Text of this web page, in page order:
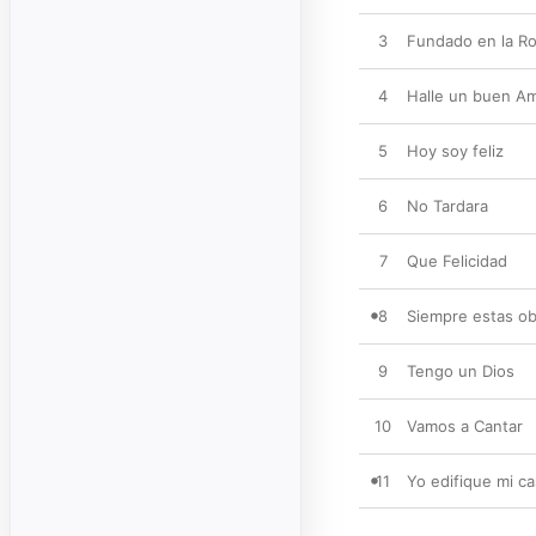
3 Fundado en la
4 Halle un buen
5 Hoy soy feliz
6 No Tardara
7 Que Felicidad
8 Siempre estas
9 Tengo un Dios
10 Vamos a Cantar
11 Yo edifique mi